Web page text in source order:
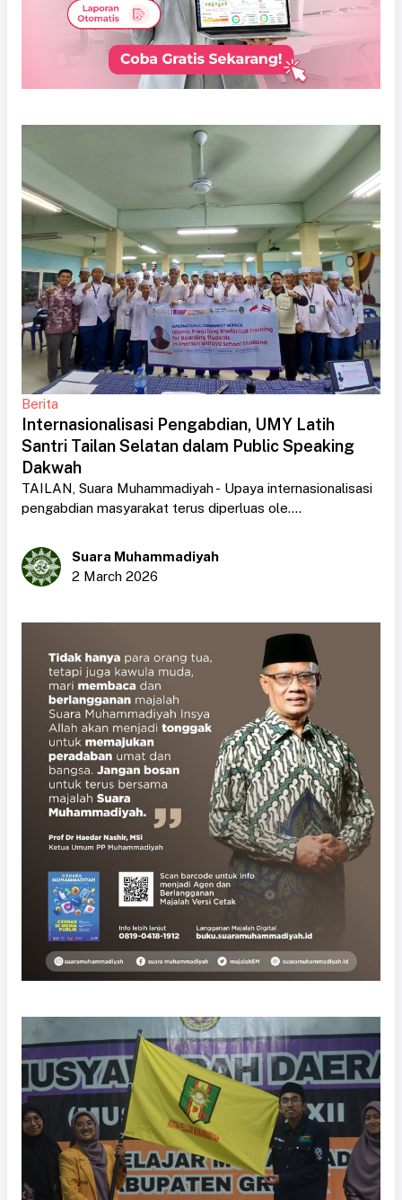
Berita
Internasionalisasi Pengabdian, UMY Latih
Santri Tailan Selatan dalam Public Speaking
Dakwah
TAILAN, Suara Muhammadiyah - Upaya internasionalisasi
pengabdian masyarakat terus diperluas ole....
Suara Muhammadiyah
2 March 2026